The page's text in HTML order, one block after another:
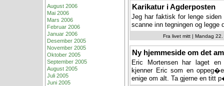
August 2006
Mai 2006
Mars 2006
Februar 2006
Januar 2006
Desember 2005
November 2005
Oktober 2005
September 2005
August 2005
Juli 2005
Juni 2005
Karikatur i Agderposten
Jeg har faktisk for lenge
scanne inn tegningen og
Fra livet mitt | Mandag
Ny hjemmeside om det
Eric Mortensen har laget
kjenner Eric som en
enige om alt. Ta gjerne en titt